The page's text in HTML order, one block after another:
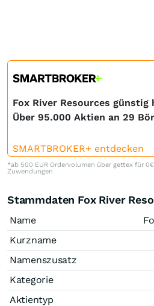
Fox River Resources günstig
Über 95.000 Aktien an 29
SMARTBROKER+ entdecken
*ab 500 EUR Ordervolumen über gettex für
Zuwendungen
Stammdaten Fox River
Name
Kurzname
Namenszusatz
Kategorie
Aktientyp